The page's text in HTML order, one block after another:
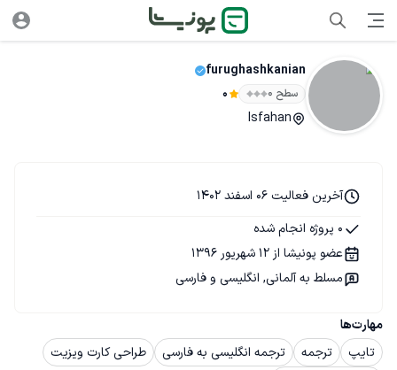
furughashkanian
سطح ۰ 0
Isfahan
مهارت‌ها
تایپ
ترجمه ترجمه انگلیسی به فارسی
طراحی کارت ویزیت
آخرین فعالیت 06 اسفند 1402
0 پروژه انجام شده
عضو پونیشا از 12 شهریور 1396
مسلط به آلمانی, انگلیسی و فارسی